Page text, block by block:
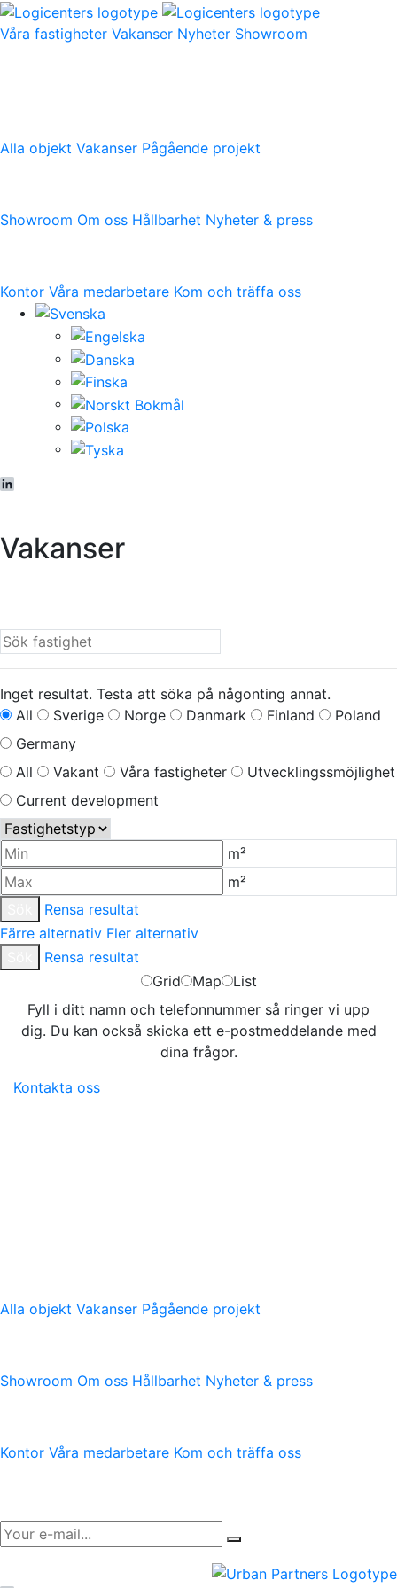
Våra fastigheter Vakanser Nyheter Showroom
Alla objekt Vakanser Pågående projekt
Showroom Om oss Hållbarhet Nyheter & press
Kontor Våra medarbetare Kom och träffa oss
Vakanser
Inget resultat. Testa att söka på någonting annat.
All
Sverige Norge Danmark Finland
Poland
Germany
All
Vakant Våra fastigheter
Utvecklingssmöjlighet
Current development
m²
m²
Rensa resultat
Färre alternativ Fler alternativ
Rensa resultat
Grid
Map
List
Fyll i ditt namn och telefonnummer så ringer vi upp
dig. Du kan också skicka ett e-postmeddelande med
dina frågor.
Kontakta oss
Alla objekt Vakanser Pågående projekt
Showroom Om oss Hållbarhet Nyheter & press
Kontor Våra medarbetare Kom och träffa oss